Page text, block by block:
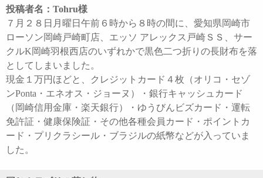
投稿者名：Tohru様
７月２８日月曜日午前６時から８時の間に、愛知県岡崎市
ローソン岡崎戸崎町店、エッソ アレックス戸崎ＳＳ、サー
クルK岡崎羽根西店のいずれかで黒色二つ折りの長財布を落
としてしまいました。
現金１万円ほどと、クレジットカード４枚（オリコ・セゾ
ンPonta・エネオス・ジョーヌ）・銀行キャッシュカード
（岡崎信用金庫・楽天銀行）・ゆうびんビズカード・運転
免許証・健康保険証・その他各種会員カード・ポイントカ
ード・プリクラシール・ブラジルの紙幣などが入っていま
した。